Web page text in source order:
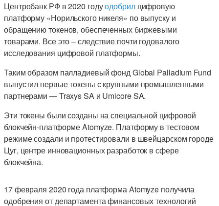
Центробанк РФ в 2020 годуодобрил цифровую
платформу «Норильского никеля» по выпуску и
обращению токенов, обеспеченных биржевыми
товарами. Все это – следствие почти годовалого
исследования цифровой платформы.
Таким образом палладиевый фонд Global Palladium Fund
выпустил первые токены с крупными промышленными
партнерами — Traxys SA и Umicore SA.
Эти токены были созданы на специальной цифровой
блокчейн-платформе Atomyze. Платформу в тестовом
режиме создали и протестировали в швейцарском городе
Цуг, центре инновационных разработок в сфере
блокчейна.
17 февраля 2020 года платформа Atomyze получила
одобрения от департамента финансовых технологий